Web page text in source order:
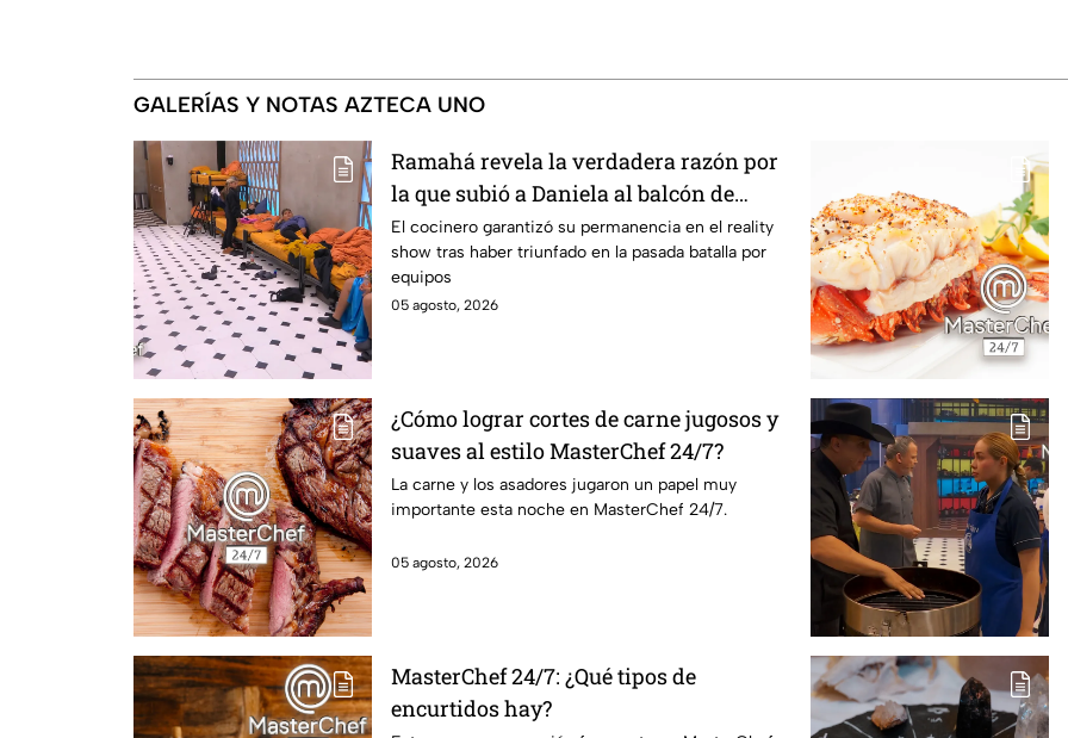
GALERÍAS Y NOTAS AZTECA UNO
Ramahá revela la verdadera razón por
la que subió a Daniela al balcón de
MasterChef 24/7
El cocinero garantizó su permanencia en el reality
show tras haber triunfado en la pasada batalla por
equipos
05 agosto, 2026
¿Cómo lograr cortes de carne jugosos y
suaves al estilo MasterChef 24/7?
La carne y los asadores jugaron un papel muy
importante esta noche en MasterChef 24/7.
05 agosto, 2026
MasterChef 24/7: ¿Qué tipos de
encurtidos hay?